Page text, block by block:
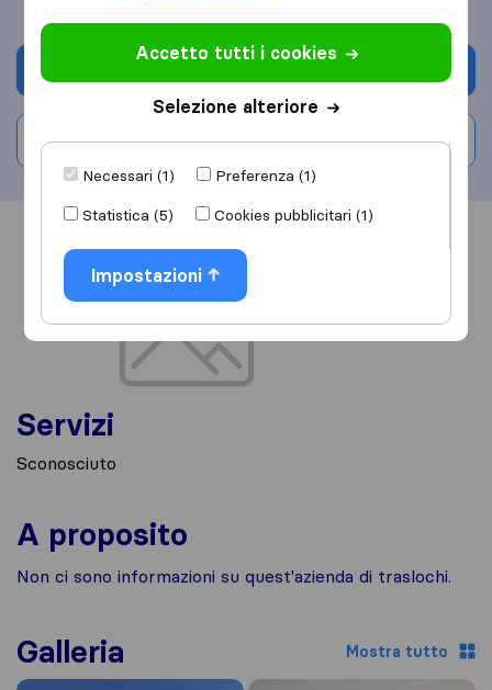
Scrivi una recensione
Informazioni Recensioni
Servizi
Sconosciuto
A proposito
Non ci sono informazioni su quest'azienda di traslochi.
Galleria Mostra tutto
Accetto tutti i cookies
Selezione alteriore
Necessari (1)
Preferenza (1)
Statistica (5)
Cookies pubblicitari (1)
Impostazioni